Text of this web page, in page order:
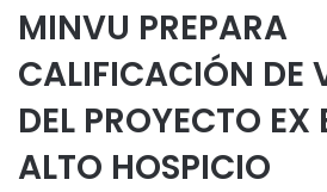
MINVU PREPARA
CALIFICACIÓN DE
DEL PROYECTO EX
ALTO HOSPICIO